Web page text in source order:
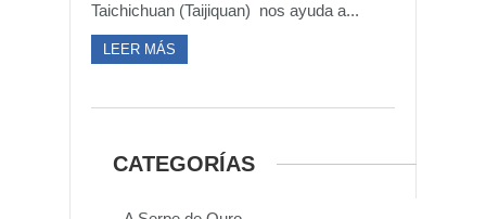
Taichichuan (Taijiquan) nos ayuda a...
LEER MÁS
CATEGORÍAS